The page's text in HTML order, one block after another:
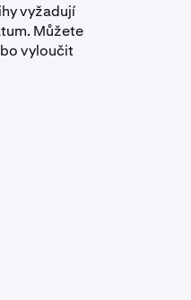
vyžadují
Můžete
vyloučit